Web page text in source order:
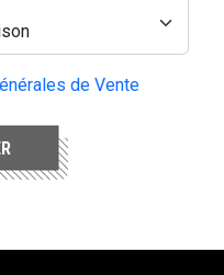
de Vente